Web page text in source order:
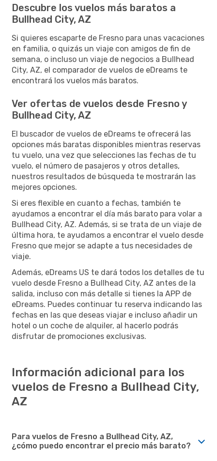
Descubre los vuelos más baratos a
Bullhead City, AZ
Si quieres escaparte de Fresno para unas vacaciones
en familia, o quizás un viaje con amigos de fin de
semana, o incluso un viaje de negocios a Bullhead
City, AZ, el comparador de vuelos de eDreams te
encontrará los vuelos más baratos.
Ver ofertas de vuelos desde Fresno y
Bullhead City, AZ
El buscador de vuelos de eDreams te ofrecerá las
opciones más baratas disponibles mientras reservas
tu vuelo, una vez que selecciones las fechas de tu
vuelo, el número de pasajeros y otros detalles,
nuestros resultados de búsqueda te mostrarán las
mejores opciones.
Si eres flexible en cuanto a fechas, también te
ayudamos a encontrar el día más barato para volar a
Bullhead City, AZ. Además, si se trata de un viaje de
última hora, te ayudamos a encontrar el vuelo desde
Fresno que mejor se adapte a tus necesidades de
viaje.
Además, eDreams US te dará todos los detalles de tu
vuelo desde Fresno a Bullhead City, AZ antes de la
salida, incluso con más detalle si tienes la APP de
eDreams. Puedes continuar tu reserva indicando las
fechas en las que deseas viajar e incluso añadir un
hotel o un coche de alquiler, al hacerlo podrás
disfrutar de promociones exclusivas.
Información adicional para los
vuelos de Fresno a Bullhead City,
AZ
Para vuelos de Fresno a Bullhead City, AZ,
¿cómo puedo encontrar el precio más barato?